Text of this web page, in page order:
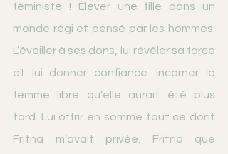
féministe ! Élever une fille dans un
monde régi et pensé par les hommes.
L’éveiller à ses dons, lui révéler sa force
et lui donner confiance. Incarner la
femme libre qu’elle aurait été plus
tard. Lui offrir en somme tout ce dont
Fritna m’avait privée. Fritna que